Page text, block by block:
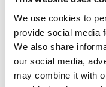
We use cookies to
provide social media
We also share
our social media,
may combine it with